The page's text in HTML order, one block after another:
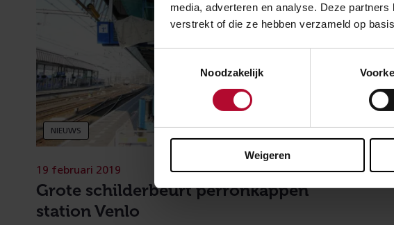
media, adverteren en analyse. Deze
verstrekt of die ze hebben verzameld op
Noodzakelijk
Weigeren
NIEUWS
Grote schilderbeurt perron­kappen
station Venlo
19 februari 2019